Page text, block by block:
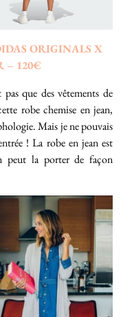
ORIGINALS X
– 120€
pas que des vêtements de
robe chemise en jean,
Mais je ne pouvais
! La robe en jean est
peut la porter de façon